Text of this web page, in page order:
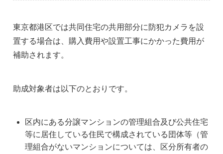
東京都港区では共同住宅の共用部分に防犯カメラを設
置する場合は、購入費用や設置工事にかかった費用が
補助されます。
助成対象者は以下のとおりです。
区内にある分譲マンションの管理組合及び公共住宅
等に居住している住民で構成されている団体等（管
理組合がないマンションについては、区分所有者の